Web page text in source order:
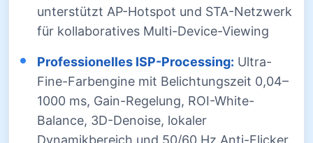
unterstützt AP-Hotspot und STA-Netzwerk
für kollaboratives Multi-Device-Viewing
Professionelles ISP-Processing: Ultra-
Fine-Farbengine mit Belichtungszeit 0,04–
1000 ms, Gain-Regelung, ROI-White-
Balance, 3D-Denoise, lokaler
Dynamikbereich und 50/60 Hz Anti-Flicker